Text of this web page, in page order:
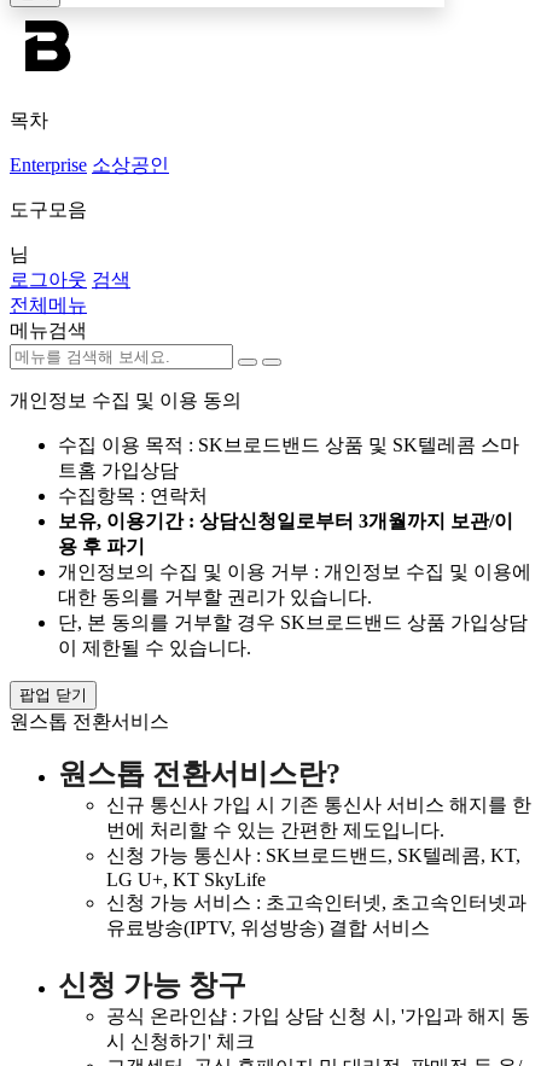
목차
Enterprise 소상공인
도구모음
님
로그아웃 검색
전체메뉴
메뉴검색
개인정보 수집 및 이용 동의
수집 이용 목적 : SK브로드밴드 상품 및 SK텔레콤 스마
트홈 가입상담
수집항목 : 연락처
보유, 이용기간 : 상담신청일로부터 3개월까지 보관/이
용 후 파기
개인정보의 수집 및 이용 거부 : 개인정보 수집 및 이용에
대한 동의를 거부할 권리가 있습니다.
단, 본 동의를 거부할 경우 SK브로드밴드 상품 가입상담
이 제한될 수 있습니다.
팝업 닫기
원스톱 전환서비스
원스톱 전환서비스란?
신규 통신사 가입 시 기존 통신사 서비스 해지를 한
번에 처리할 수 있는 간편한 제도입니다.
신청 가능 통신사 : SK브로드밴드, SK텔레콤, KT,
LG U+, KT SkyLife
신청 가능 서비스 : 초고속인터넷, 초고속인터넷과
유료방송(IPTV, 위성방송) 결합 서비스
신청 가능 창구
공식 온라인샵 : 가입 상담 신청 시, '가입과 해지 동
시 신청하기' 체크